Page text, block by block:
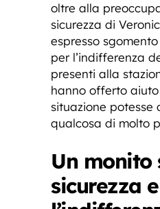
oltre alla
sicurezza di
espresso
per l’indifferenza
presenti alla
hanno offerto
situazione potesse
qualcosa di molto
Un monito
sicurezza e